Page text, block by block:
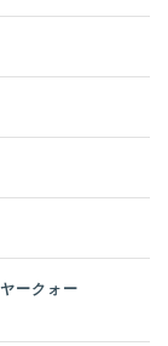
ークォー